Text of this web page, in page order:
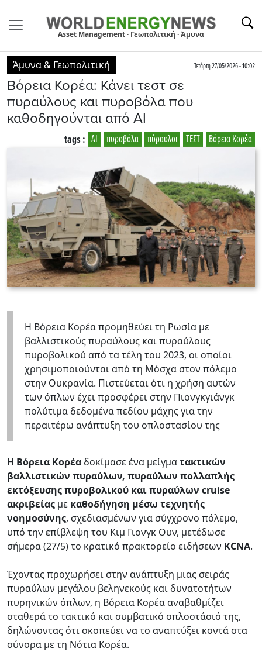
Asset Management · Γεωπολιτική · Άμυνα
Άμυνα & Γεωπολιτική Τετάρτη 27/05/2026 - 10:02
Βόρεια Κορέα: Κάνει τεστ σε
πυραύλους και πυροβόλα που
καθοδηγούνται από ΑΙ
Βόρεια Κορέα
ΤΕΣΤ
πύραυλοι
πυροβόλα
ΑΙ
tags :
Η Βόρεια Κορέα προμηθεύει τη Ρωσία με
βαλλιστικούς πυραύλους και πυραύλους
πυροβολικού από τα τέλη του 2023, οι οποίοι
χρησιμοποιούνται από τη Μόσχα στον πόλεμο
στην Ουκρανία. Πιστεύεται ότι η χρήση αυτών
των όπλων έχει προσφέρει στην Πιονγκγιάνγκ
πολύτιμα δεδομένα πεδίου μάχης για την
περαιτέρω ανάπτυξη του οπλοστασίου της
Η Βόρεια Κορέαδοκίμασε ένα μείγματακτικών
βαλλιστικών πυραύλων, πυραύλων πολλαπλής
εκτόξευσης πυροβολικού και πυραύλων cruise
ακριβείας με καθοδήγηση μέσω τεχνητής
νοημοσύνης, σχεδιασμένων για σύγχρονο πόλεμο,
υπό την επίβλεψη του Κιμ Γιονγκ Ουν, μετέδωσε
σήμερα (27/5) το κρατικό πρακτορείο ειδήσεων KCNA.
Έχοντας προχωρήσει στην ανάπτυξη μιας σειράς
πυραύλων μεγάλου βεληνεκούς και δυνατοτήτων
πυρηνικών όπλων, η Βόρεια Κορέα αναβαθμίζει
σταθερά το τακτικό και συμβατικό οπλοστάσιό της,
δηλώνοντας ότι σκοπεύει να το αναπτύξει κοντά στα
σύνορα με τη Νότια Κορέα.